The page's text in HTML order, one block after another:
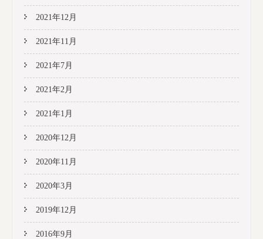
2021年12月
2021年11月
2021年7月
2021年2月
2021年1月
2020年12月
2020年11月
2020年3月
2019年12月
2016年9月